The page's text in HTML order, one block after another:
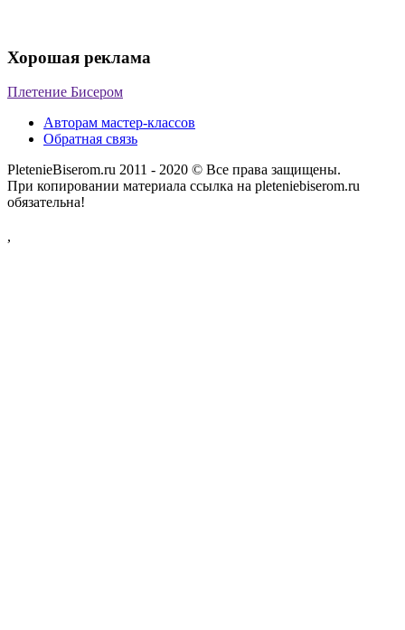
Хорошая реклама
Плетение Бисером
Авторам мастер-классов
Обратная связь
PletenieBiserom.ru 2011 - 2020 © Все права защищены.
При копировании материала ссылка на pleteniebiserom.ru
обязательна!
,